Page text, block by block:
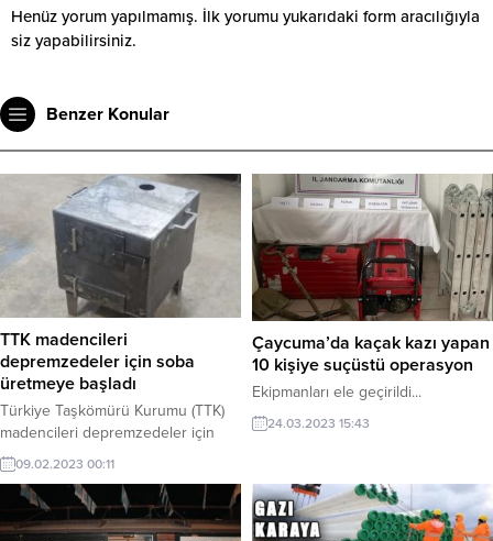
Henüz yorum yapılmamış. İlk yorumu yukarıdaki form aracılığıyla
siz yapabilirsiniz.
Benzer Konular
TTK madencileri
depremzedeler için soba
üretmeye başladı
Türkiye Taşkömürü Kurumu (TTK)
madencileri depremzedeler için
soba üretti.
09.02.2023 00:11
Çaycuma’da kaçak kazı yapan
10 kişiye suçüstü operasyon
Ekipmanları ele geçirildi...
24.03.2023 15:43